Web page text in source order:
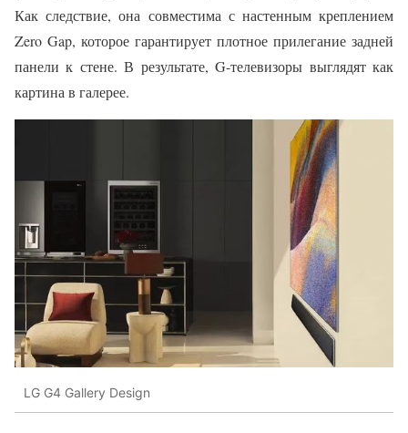
Как следствие, она совместима с настенным креплением
Zero Gap, которое гарантирует плотное прилегание задней
панели к стене. В результате, G-телевизоры выглядят как
картина в галерее.
LG G4 Gallery Design